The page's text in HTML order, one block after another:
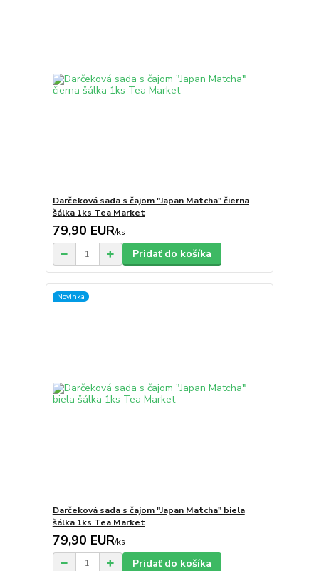
Darčeková sada s čajom "Japan Matcha" čierna
šálka 1ks Tea Market
79,90 EUR/ks
Pridať do košíka
Novinka
Darčeková sada s čajom "Japan Matcha" biela
šálka 1ks Tea Market
79,90 EUR/ks
Pridať do košíka